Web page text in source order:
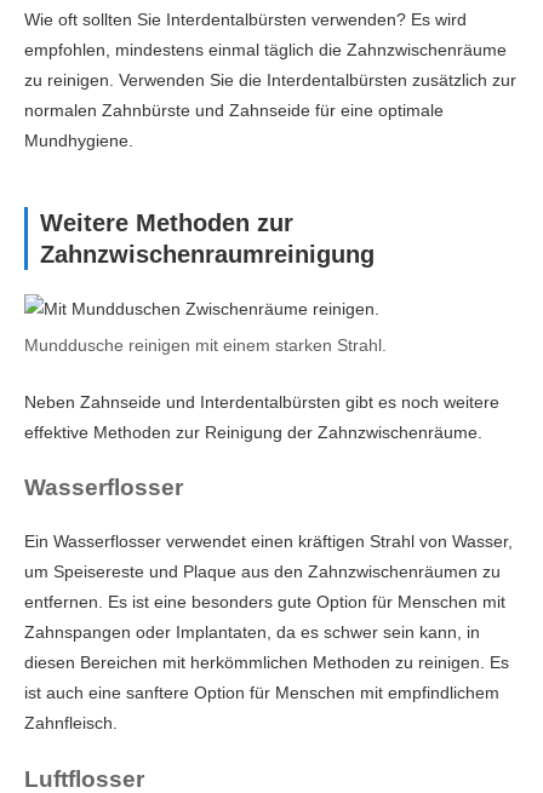
Wie oft sollten Sie Interdentalbürsten verwenden? Es wird
empfohlen, mindestens einmal täglich die Zahnzwischenräume
zu reinigen. Verwenden Sie die Interdentalbürsten zusätzlich zur
normalen Zahnbürste und Zahnseide für eine optimale
Mundhygiene.
Weitere Methoden zur
Zahnzwischenraumreinigung
Munddusche reinigen mit einem starken Strahl.
Neben Zahnseide und Interdentalbürsten gibt es noch weitere
effektive Methoden zur Reinigung der Zahnzwischenräume.
Wasserflosser
Ein Wasserflosser verwendet einen kräftigen Strahl von Wasser,
um Speisereste und Plaque aus den Zahnzwischenräumen zu
entfernen. Es ist eine besonders gute Option für Menschen mit
Zahnspangen oder Implantaten, da es schwer sein kann, in
diesen Bereichen mit herkömmlichen Methoden zu reinigen. Es
ist auch eine sanftere Option für Menschen mit empfindlichem
Zahnfleisch.
Luftflosser